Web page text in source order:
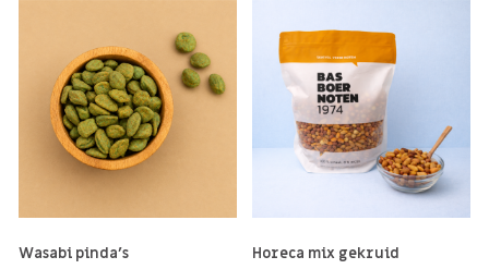
Wasabi pinda's Horeca mix gekruid